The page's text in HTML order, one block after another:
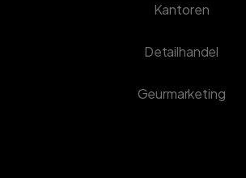
Kantoren
Detailhandel
Geurmarketing